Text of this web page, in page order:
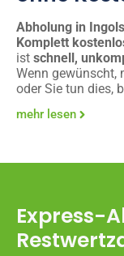
Abholung in
Komplett
ist schnell,
Wenn gewünscht,
oder Sie tun dies,
mehr lesen
Express-